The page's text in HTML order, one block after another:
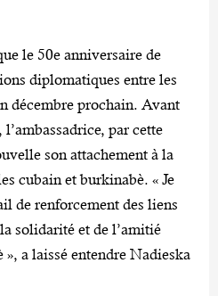
le 50e anniversaire de
diplomatiques entre les
décembre prochain. Avant
par cette
son attachement à la
cubain et burkinabè. « Je
de renforcement des liens
solidarité et de l’amitié
a laissé entendre Nadieska